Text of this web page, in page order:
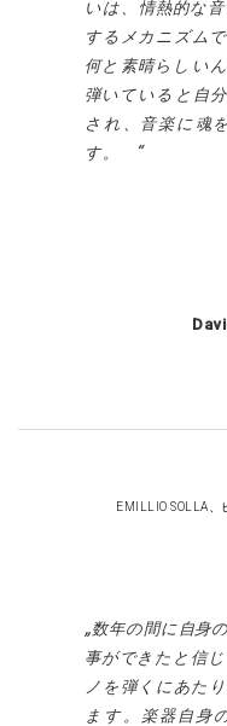
いは、情熱的な
するメカニズム
何と素晴らしい
弾いていると自
され、音楽に魂
す。
EMILLIO SOLLA、
数年の間に自身
事ができたと信
ノを弾くにあた
ます。楽器自身